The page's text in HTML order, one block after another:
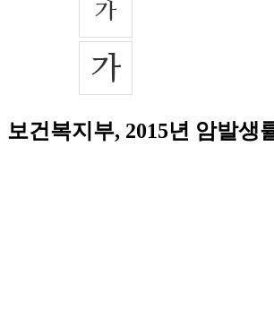
보건복지부, 2015년 암발생